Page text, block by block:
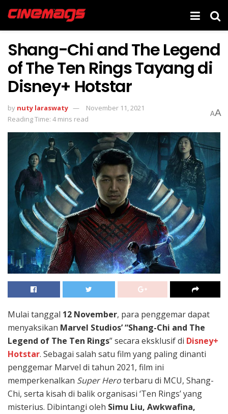
Shang-Chi and The Legend
of The Ten Rings Tayang di
Disney+ Hotstar
by nuty laraswaty
November 11, 2021
Reading Time: 4 mins read
AA
Mulai tanggal 12 November, para penggemar dapat
menyaksikan Marvel Studios’ “Shang-Chi and The
Legend of The Ten Rings” secara eksklusif di Disney+
Hotstar. Sebagai salah satu film yang paling dinanti
penggemar Marvel di tahun 2021, film ini
memperkenalkan Super Heroterbaru di MCU, Shang-
Chi, serta kisah di balik organisasi ‘Ten Rings’ yang
misterius. Dibintangi oleh Simu Liu, Awkwafina,